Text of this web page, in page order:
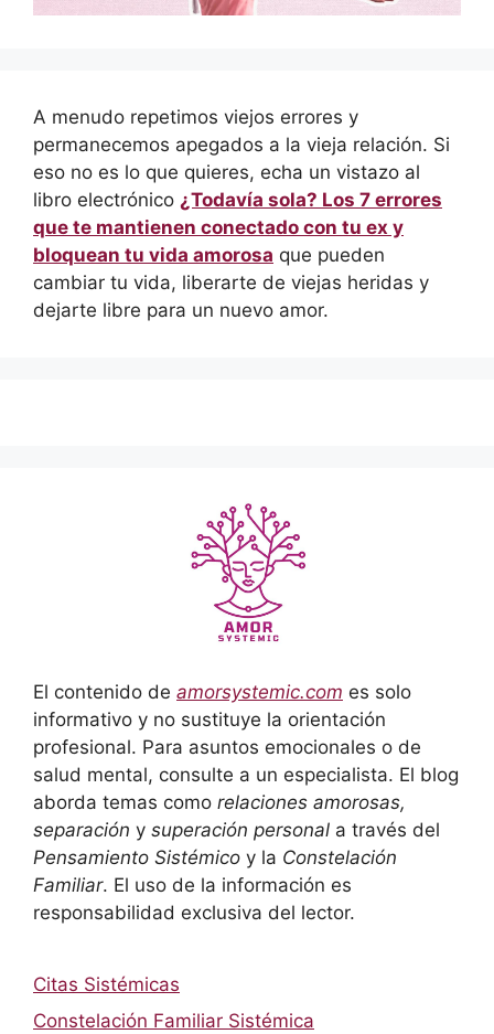
A menudo repetimos viejos errores y
permanecemos apegados a la vieja relación. Si
eso no es lo que quieres, echa un vistazo al
libro electrónico ¿Todavía sola? Los 7 errores
que te mantienen conectado con tu ex y
bloquean tu vida amorosa que pueden
cambiar tu vida, liberarte de viejas heridas y
dejarte libre para un nuevo amor.
El contenido de amorsystemic.com es solo
informativo y no sustituye la orientación
profesional. Para asuntos emocionales o de
salud mental, consulte a un especialista. El blog
aborda temas como relaciones amorosas,
separación y superación personal a través del
Pensamiento Sistémico y la Constelación
Familiar. El uso de la información es
responsabilidad exclusiva del lector.
Citas Sistémicas
Constelación Familiar Sistémica